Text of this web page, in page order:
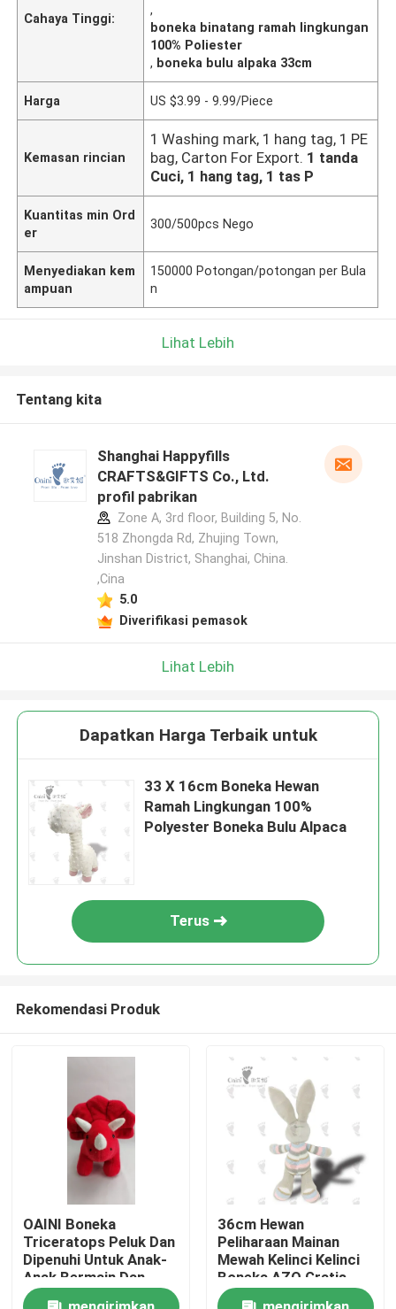
Produk
Video
Cahaya Tinggi:
,
boneka binatang ramah lingkungan
100% Poliester
, boneka bulu alpaka 33cm
Harga US $3.99 - 9.99/Piece
Kemasan rincian
1 Washing mark, 1 hang tag, 1 PE
bag, Carton For Export. 1 tanda
Cuci, 1 hang tag, 1 tas P
Kuantitas min Ord
er
300/500pcs Nego
Menyediakan kem
ampuan
150000 Potongan/potongan per Bula
n
Lihat Lebih
Tentang kita
Shanghai Happyfills
CRAFTS&GIFTS Co., Ltd.
profil pabrikan
Zone A, 3rd floor, Building 5, No.
518 Zhongda Rd, Zhujing Town,
Jinshan District, Shanghai, China.
,Cina
5.0
Diverifikasi pemasok
Lihat Lebih
Dapatkan Harga Terbaik untuk
33 X 16cm Boneka Hewan
Ramah Lingkungan 100%
Polyester Boneka Bulu Alpaca
Terus
Rekomendasi Produk
OAINI Boneka
Triceratops Peluk Dan
Dipenuhi Untuk Anak-
Anak Bermain Dan
Dekorasi Rumah
36cm Hewan
Peliharaan Mainan
Mewah Kelinci Kelinci
Boneka AZO Gratis
EN71